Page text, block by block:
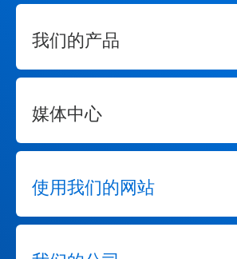
我们的产品
媒体中心
使用我们的网站